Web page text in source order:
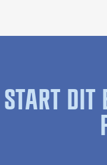
START DIT